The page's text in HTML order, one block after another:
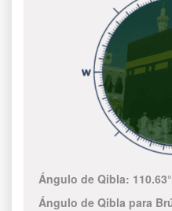
Ángulo de Qibla: 110.63°
Ángulo de Qibla para